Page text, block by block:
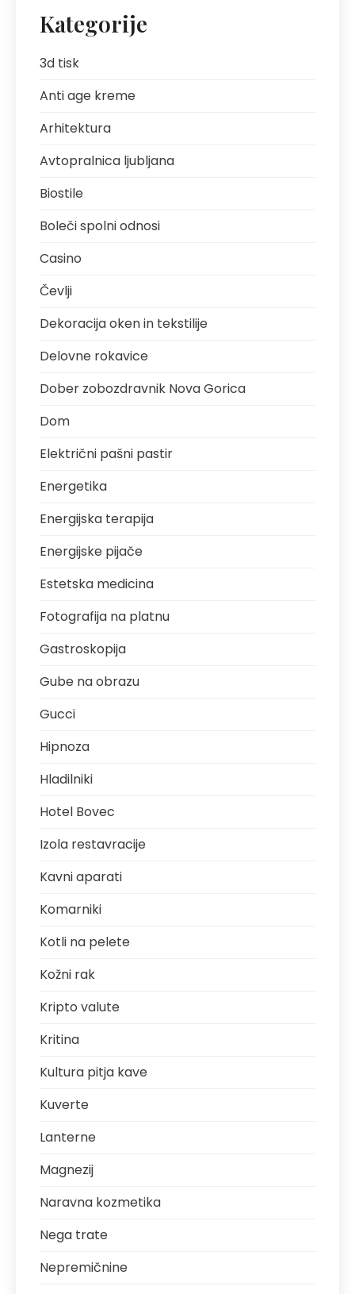
Kategorije
3d tisk
Anti age kreme
Arhitektura
Avtopralnica ljubljana
Biostile
Boleči spolni odnosi
Casino
Čevlji
Dekoracija oken in tekstilije
Delovne rokavice
Dober zobozdravnik Nova Gorica
Dom
Električni pašni pastir
Energetika
Energijska terapija
Energijske pijače
Estetska medicina
Fotografija na platnu
Gastroskopija
Gube na obrazu
Gucci
Hipnoza
Hladilniki
Hotel Bovec
Izola restavracije
Kavni aparati
Komarniki
Kotli na pelete
Kožni rak
Kripto valute
Kritina
Kultura pitja kave
Kuverte
Lanterne
Magnezij
Naravna kozmetika
Nega trate
Nepremičnine